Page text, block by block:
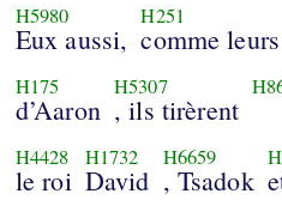
H5980
Eux aussi,
H251
comme
H175
d’Aaron
H5307
, ils tirèrent
H4428
le roi
H1732
David
H6659
, Tsadok